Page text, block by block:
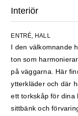
Interiör
ENTRÉ, HALL
I den välkomnande
ton som
på väggarna. Här
ytterkläder och där
ett torkskåp för dina
sittbänk och